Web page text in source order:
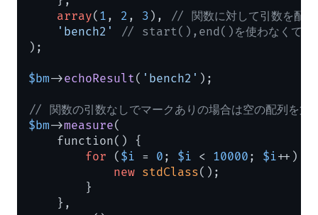
array( 1 , 2 , 3 ), // 関数に対して引数を配列
'bench2'
// start(),end()を使わなくてもマ
);
$bm->echoResult( 'bench2' );
// 関数の引数なしでマークありの場合は空の配列を第
$bm->measure(
    function() {
for ( $i = 0 ; $i < 10000 ; $i++) {
new stdClass();
        }
    },